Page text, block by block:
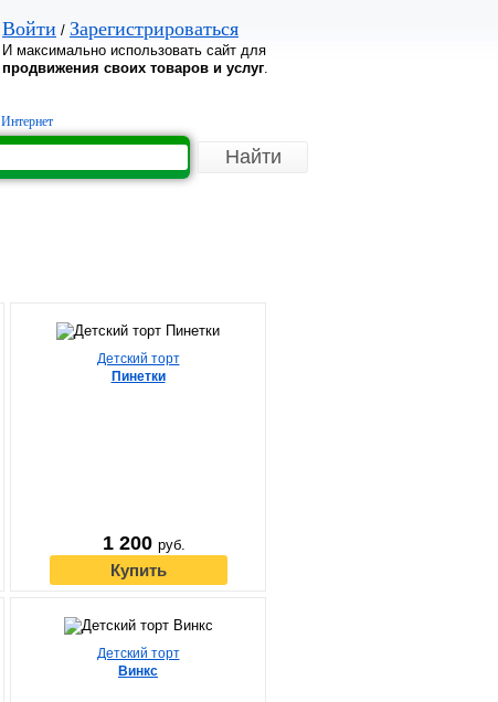
Войти / Зарегистрироваться
И максимально использовать сайт для
продвижения своих товаров и услуг.
Интернет
1 200 руб.
Купить
Детский торт
Пинетки
Детский торт
Винкс